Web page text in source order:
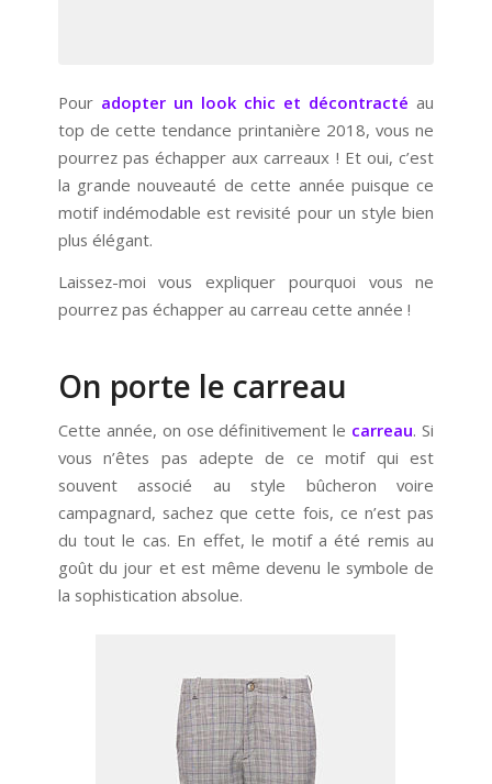
Pour adopter un look chic et décontracté au
top de cette tendance printanière 2018, vous ne
pourrez pas échapper aux carreaux ! Et oui, c’est
la grande nouveauté de cette année puisque ce
motif indémodable est revisité pour un style bien
plus élégant.
Laissez-moi vous expliquer pourquoi vous ne
pourrez pas échapper au carreau cette année !
On porte le carreau
Cette année, on ose définitivement le carreau. Si
vous n’êtes pas adepte de ce motif qui est
souvent associé au style bûcheron voire
campagnard, sachez que cette fois, ce n’est pas
du tout le cas. En effet, le motif a été remis au
goût du jour et est même devenu le symbole de
la sophistication absolue.